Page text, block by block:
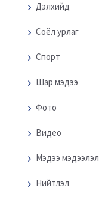
Дэлхийд
Соёл урлаг
Спорт
Шар мэдээ
Фото
Видео
Мэдээ мэдээлэл
Нийтлэл